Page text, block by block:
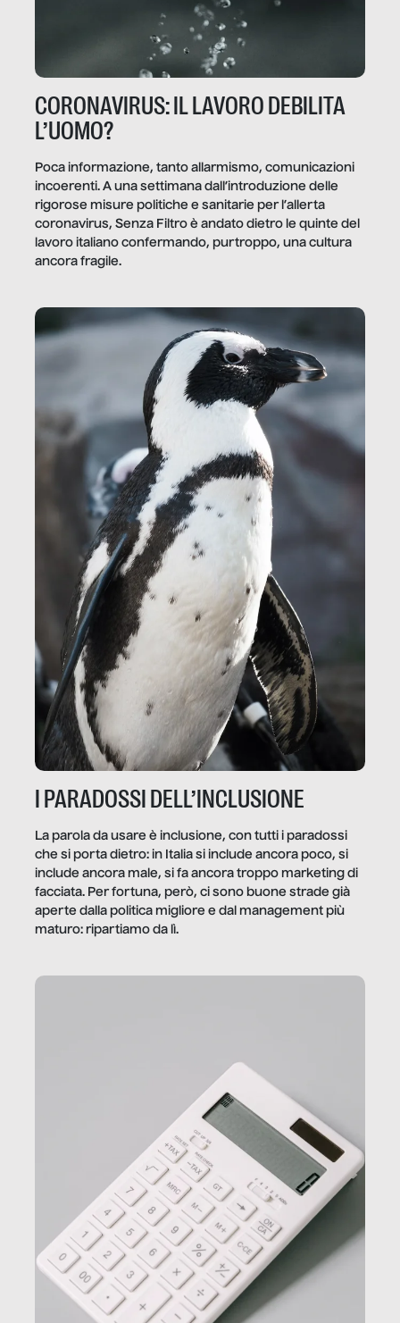
CORONAVIRUS: IL LAVORO DEBILITA
L’UOMO?
Poca informazione, tanto allarmismo, comunicazioni
incoerenti. A una settimana dall’introduzione delle
rigorose misure politiche e sanitarie per l’allerta
coronavirus, Senza Filtro è andato dietro le quinte del
lavoro italiano confermando, purtroppo, una cultura
ancora fragile.
I PARADOSSI DELL’INCLUSIONE
La parola da usare è inclusione, con tutti i paradossi
che si porta dietro: in Italia si include ancora poco, si
include ancora male, si fa ancora troppo marketing di
facciata. Per fortuna, però, ci sono buone strade già
aperte dalla politica migliore e dal management più
maturo: ripartiamo da lì.